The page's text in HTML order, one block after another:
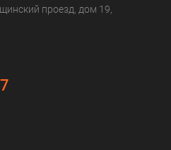
проезд, дом 19,